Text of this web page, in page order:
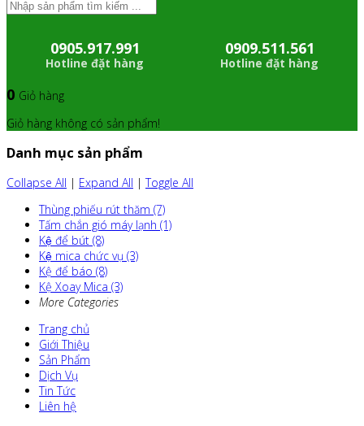
0905.917.991
Hotline đặt hàng
0909.511.561
Hotline đặt hàng
0 Giỏ hàng
Giỏ hàng không có sản phẩm!
Danh mục sản phẩm
Collapse All | Expand All |Toggle All
Thùng phiếu rút thăm (7)
Tấm chắn gió máy lạnh (1)
Kệ để bút (8)
Kệ mica chức vụ (3)
Kệ để báo (8)
Kệ Xoay Mica (3)
More Categories
Trang chủ
Giới Thiệu
Sản Phẩm
Dịch Vụ
Tin Tức
Liên hệ